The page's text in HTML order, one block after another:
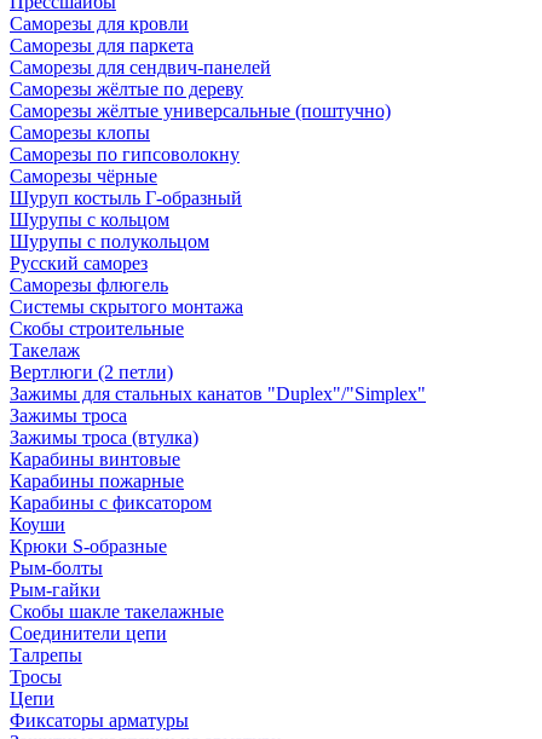
Саморезы для кровли
Саморезы для паркета
Саморезы для сендвич-панелей
Саморезы жёлтые по дереву
Саморезы жёлтые универсальные (поштучно)
Саморезы клопы
Саморезы по гипсоволокну
Саморезы чёрные
Шуруп костыль Г-образный
Шурупы с кольцом
Шурупы с полукольцом
Русский саморез
Саморезы флюгель
Системы скрытого монтажа
Скобы строительные
Такелаж
Вертлюги (2 петли)
Зажимы для стальных канатов "Duplex"/"Simplex"
Зажимы троса
Зажимы троса (втулка)
Карабины винтовые
Карабины пожарные
Карабины с фиксатором
Коуши
Крюки S-образные
Рым-болты
Рым-гайки
Скобы шакле такелажные
Соединители цепи
Талрепы
Тросы
Цепи
Фиксаторы арматуры